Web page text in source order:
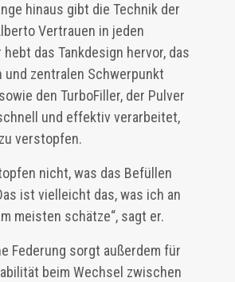
hinaus gibt die Technik der
Vertrauen in jeden
das Tankdesign hervor, das
und zentralen Schwerpunkt
den TurboFiller, der Pulver
und effektiv verarbeitet,
verstopfen.
nicht, was das Befüllen
ist vielleicht das, was ich an
meisten schätze“, sagt er.
Federung sorgt außerdem für
beim Wechsel zwischen